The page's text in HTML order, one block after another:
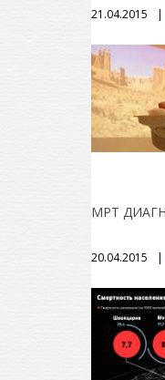
21.04.2015
МРТ
20.04.2015